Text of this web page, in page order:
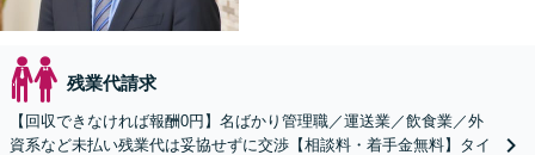
残業代請求
【回収できなければ報酬0円】名ばかり管理職／運送業／飲食業／外
資系など未払い残業代は妥協せずに交渉【相談料・着手金無料】タイ